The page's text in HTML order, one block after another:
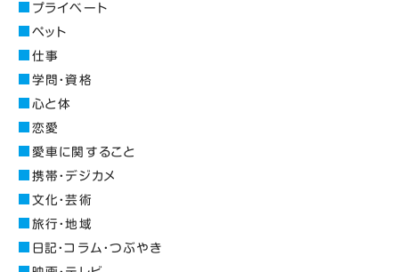
プライベート
ペット
仕事
学問・資格
心と体
恋愛
愛車に関すること
携帯・デジカメ
文化・芸術
旅行・地域
日記・コラム・つぶやき